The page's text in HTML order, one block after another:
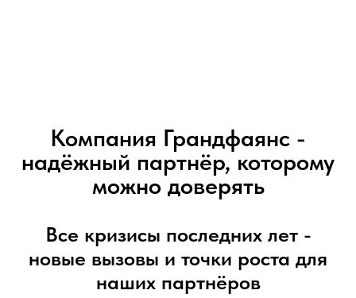
Компания Грандфаянс -
надёжный партнёр, которому
можно доверять
Все кризисы последних лет -
новые вызовы и точки роста для
наших партнёров